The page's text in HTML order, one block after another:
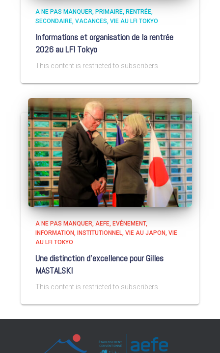
A NE PAS MANQUER PRIMAIRE RENTRÉE
SECONDAIRE VACANCES VIE AU LFI TOKYO
Informations et organisation de la rentrée
2026 au LFI Tokyo
This content is restricted to subscribers
A NE PAS MANQUER AEFE EVÉNEMENT
INFORMATION
INSTITUTIONNEL VIE AU JAPON VIE
AU LFI TOKYO
Une distinction d’excellence pour Gilles
MASTALSKI
This content is restricted to subscribers